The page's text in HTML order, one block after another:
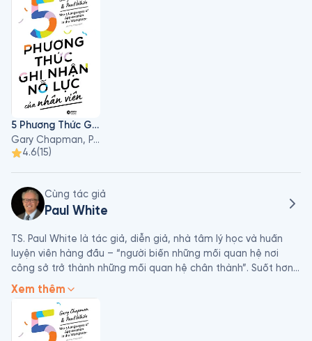
5 Phương Thức Ghi Nhận Nỗ Lực Của Nhân Viên
Gary Chapman, Paul White
4.6(15)
Cùng tác giả
Paul White
TS. Paul White là tác giả, diễn giả, nhà tâm lý học và huấn
luyện viên hàng đầu – “người biến những mối quan hệ nơi
công sở trở thành những mối quan hệ chân thành”. Suốt hơn
20 năm, ông đã hỗ trợ hàng trăm doanh nghiệp, tổ chức phi
lợi nhuận, trường học, cơ sở y tế… xây dựng môi trường làm
việc tích cực và thắt chặt mối quan hệ giữa tổ chức, doanh
nghiệp với người lao động. Ông viết bài và có nhiều bài
Xem thêm